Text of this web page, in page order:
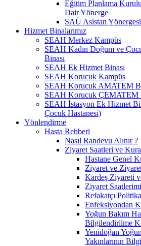
Eğitim Planlama
Dair Yönerge
SAÜ Asistan
Hizmet Binalarımız
SEAH Merkez Kampüs
SEAH Kadın Doğum ve
Binası
SEAH Ek Hizmet Binası
SEAH Korucuk Kampüs
SEAH Korucuk AMATEM
SEAH Korucuk ÇEMATEM
SEAH İstasyon Ek Hizmet
Çocuk Hastanesi)
Yönlendirme
Hasta Rehberi
Nasıl Randevu Alınır ?
Ziyaret Saatleri ve
Hastane Genel
Ziyaret ve
Kardeş Ziyareti
Ziyaret
Refakatçı
Enfeksiyondan
Yoğun Bakım
Bilgilendirilme
Yenidoğan
Yakınlarının